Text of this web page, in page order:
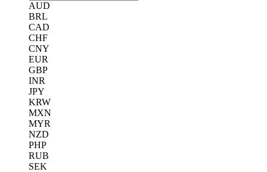
AUD
BRL
CAD
CHF
CNY
EUR
GBP
INR
JPY
KRW
MXN
MYR
NZD
PHP
RUB
SEK